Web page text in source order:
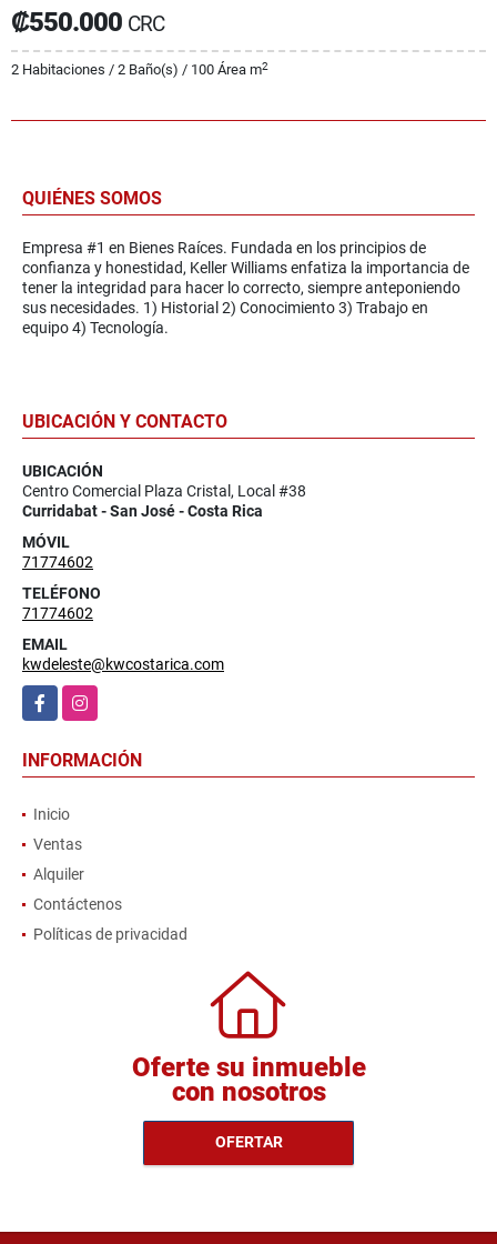
₡550.000 CRC
2 Habitaciones / 2 Baño(s) / 100 Área m2
QUIÉNES SOMOS
Empresa #1 en Bienes Raíces. Fundada en los principios de
confianza y honestidad, Keller Williams enfatiza la importancia de
tener la integridad para hacer lo correcto, siempre anteponiendo
sus necesidades. 1) Historial 2) Conocimiento 3) Trabajo en
equipo 4) Tecnología.
UBICACIÓN Y CONTACTO
UBICACIÓN
Centro Comercial Plaza Cristal, Local #38
Curridabat - San José - Costa Rica
MÓVIL
71774602
TELÉFONO
71774602
EMAIL
kwdeleste@kwcostarica.com
FacebookInstagram
INFORMACIÓN
Inicio
Ventas
Alquiler
Contáctenos
Políticas de privacidad
Oferte su inmueble
con nosotros
OFERTAR